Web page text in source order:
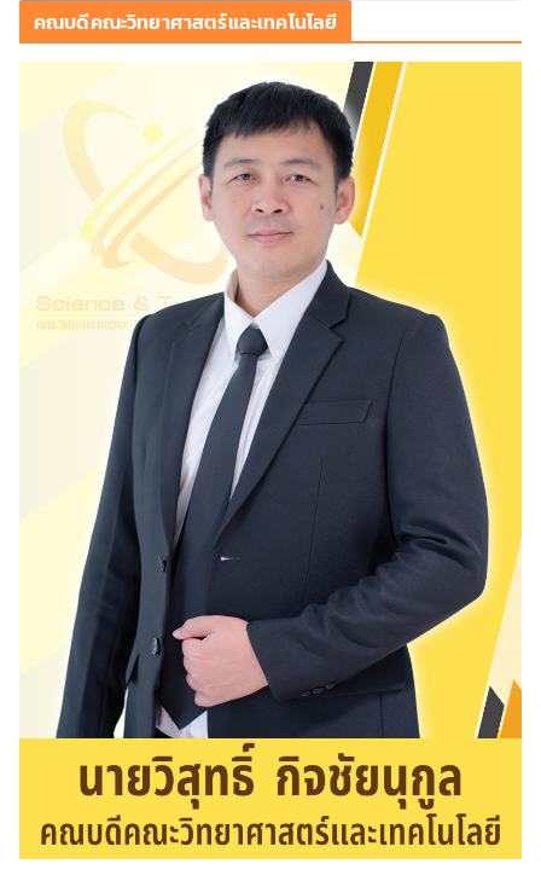
คณบดีคณะวิทยาศาสตร์และเทคโนโลยี